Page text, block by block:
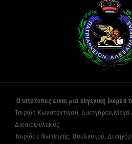
Ο ιστότοπος είναι μια ευγενική δωρεά
Τσιρίδη Κωνσταντίνου, Δικηγόρου,Μέγα
Δικαιοφύλακος
Τσιρίδου Φωτεινής, Βουλευτού,